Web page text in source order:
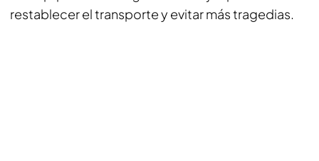
restablecer el transporte y evitar más tragedias.